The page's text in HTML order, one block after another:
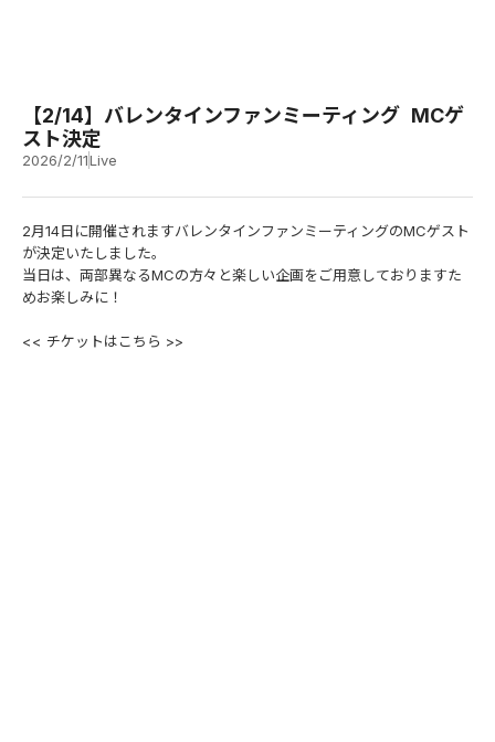
2026/2/11Live
【2/14】バレンタインファンミーティング MCゲ
スト決定
2月14日に開催されますバレンタインファンミーティングのMCゲスト
が決定いたしました。
当日は、両部異なるMCの方々と楽しい企画をご用意しておりますた
めお楽しみに！
<< チケットはこちら >>